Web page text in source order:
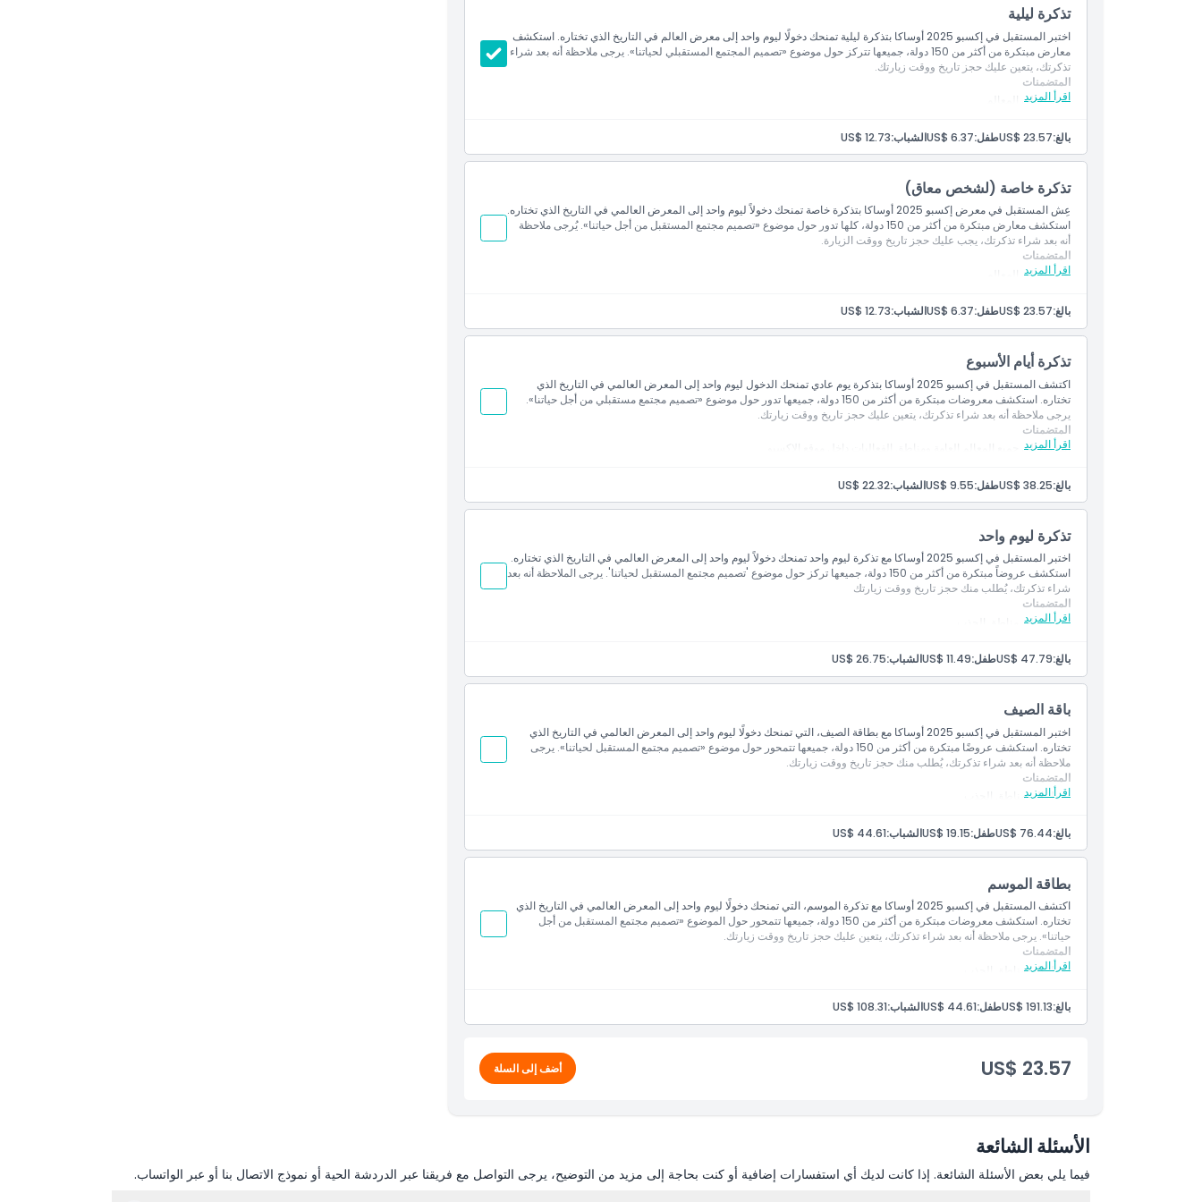
سياسة الأطفال والبالغين
الموقع
سياسة الإلغاء
تذكرة ليلية
اختبر المستقبل في إكسبو 2025 أوساكا بتذكرة ليلية تمنحك دخولًا ليوم واحد إلى معرض العالم في التاريخ الذي تختاره. استكشف
معارض مبتكرة من أكثر من 150 دولة، جميعها تتركز حول موضوع «تصميم المجتمع المستقبلي لحياتنا». يرجى ملاحظة أنه بعد شراء
تذكرتك، يتعين عليك حجز تاريخ ووقت زيارتك.
اقرأ المزيد
المتضمنات
الدخول إلى المعالم
مجتمع المستقبل، جناح المشاركين الرسميين والأحداث الرسمية للمعرض
بالغ:US$ 23.57طفل:US$ 6.37الشباب:US$ 12.73
تذكرة خاصة (لشخص معاق)
عِش المستقبل في معرض إكسبو 2025 أوساكا بتذكرة خاصة تمنحك دخولاً ليوم واحد إلى المعرض العالمي في التاريخ الذي تختاره.
استكشف معارض مبتكرة من أكثر من 150 دولة، كلها تدور حول موضوع «تصميم مجتمع المستقبل من أجل حياتنا». يُرجى ملاحظة
أنه بعد شراء تذكرتك، يجب عليك حجز تاريخ ووقت الزيارة.
اقرأ المزيد
المتضمنات
الدخول إلى المعالم
مجتمع المستقبل، جناح المشاركين الرسميين والأحداث الرسمية للمعرض
بالغ:US$ 23.57طفل:US$ 6.37الشباب:US$ 12.73
تذكرة أيام الأسبوع
اكتشف المستقبل في إكسبو 2025 أوساكا بتذكرة يوم عادي تمنحك الدخول ليوم واحد إلى المعرض العالمي في التاريخ الذي
تختاره. استكشف معروضات مبتكرة من أكثر من 150 دولة، جميعها تدور حول موضوع «تصميم مجتمع مستقبلي من أجل حياتنا».
يرجى ملاحظة أنه بعد شراء تذكرتك، يتعين عليك حجز تاريخ ووقت زيارتك.
اقرأ المزيد
المتضمنات
الدخول إلى جميع المعالم العامة ومناطق الفعاليات داخل موقع الإكسبو
المستقبل، جناح المشاركين الرسميين والفعاليات الرسمية للإكسبو.
نظرًا للطلب الكبير، قد تمتلئ أماكن الأجنحة الشائعة بسرعة. يُنصح بشدة بالحجز المسبق قبل شهرين على الأقل لتحسين
فرصك في قرعة الأجنحة
بالغ:US$ 38.25طفل:US$ 9.55الشباب:US$ 22.32
تذكرة ليوم واحد
اختبر المستقبل في إكسبو 2025 أوساكا مع تذكرة ليوم واحد تمنحك دخولاً ليوم واحد إلى المعرض العالمي في التاريخ الذي تختاره.
استكشف عروضاً مبتكرة من أكثر من 150 دولة، جميعها تركز حول موضوع 'تصميم مجتمع المستقبل لحياتنا'. يرجى الملاحظة أنه بعد
شراء تذكرتك، يُطلب منك حجز تاريخ ووقت زيارتك
اقرأ المزيد
المتضمنات
الدخول إلى مناطق الجذب
المستقبل، جناح المشاركين الرسميين والفعاليات الرسمية للإكسبو
بالغ:US$ 47.79طفل:US$ 11.49الشباب:US$ 26.75
باقة الصيف
اختبر المستقبل في إكسبو 2025 أوساكا مع بطاقة الصيف، التي تمنحك دخولًا ليوم واحد إلى المعرض العالمي في التاريخ الذي
تختاره. استكشف عروضًا مبتكرة من أكثر من 150 دولة، جميعها تتمحور حول موضوع «تصميم مجتمع المستقبل لحياتنا». يرجى
ملاحظة أنه بعد شراء تذكرتك، يُطلب منك حجز تاريخ ووقت زيارتك.
اقرأ المزيد
المتضمنات
دخول إلى مناطق الجذب
القطاع الخاص، عرض مجتمع المستقبل، الجناح الرسمي للمشاركين والفعاليات الرسمية للإكسبو
بالغ:US$ 76.44طفل:US$ 19.15الشباب:US$ 44.61
بطاقة الموسم
اكتشف المستقبل في إكسبو 2025 أوساكا مع تذكرة الموسم، التي تمنحك دخولًا ليوم واحد إلى المعرض العالمي في التاريخ الذي
تختاره. استكشف معروضات مبتكرة من أكثر من 150 دولة، جميعها تتمحور حول الموضوع «تصميم مجتمع المستقبل من أجل
حياتنا». يرجى ملاحظة أنه بعد شراء تذكرتك، يتعين عليك حجز تاريخ ووقت زيارتك.
اقرأ المزيد
المتضمنات
دخول إلى مناطق الجذب
القطاع الخاص، عرض مجتمع المستقبل، الجناح الرسمي للمشاركين والفعاليات الرسمية للإكسبو
بالغ:US$ 191.13طفل:US$ 44.61الشباب:US$ 108.31
US$ 23.57 أضف إلى السلة
الأسئلة الشائعة
فيما يلي بعض الأسئلة الشائعة. إذا كانت لديك أي استفسارات إضافية أو كنت بحاجة إلى مزيد من التوضيح، يرجى التواصل مع فريقنا عبر الدردشة الحية أو نموذج الاتصال بنا أو عبر الواتساب.